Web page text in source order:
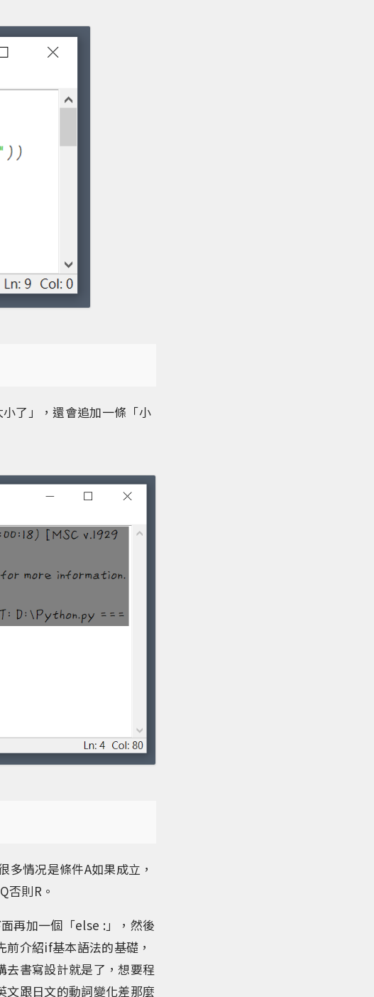
了」，還會追加一條「小
情况是條件A如果成立，
否則R。
再加一個「else :」，然後
介紹if基本語法的基礎，
去書寫設計就是了，想要程
文跟日文的動詞變化差那麼